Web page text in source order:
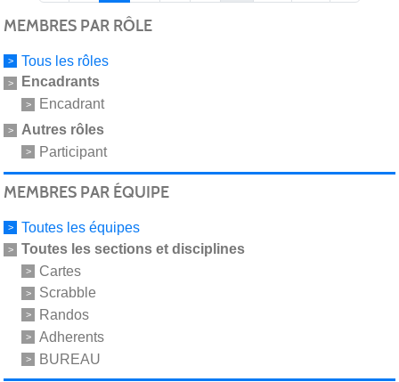
MEMBRES PAR RÔLE
Tous les rôles
Encadrants
Encadrant
Autres rôles
Participant
MEMBRES PAR ÉQUIPE
Toutes les équipes
Toutes les sections et disciplines
Cartes
Scrabble
Randos
Adherents
BUREAU